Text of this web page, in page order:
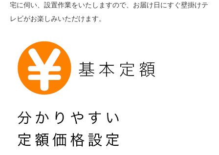
宅に伺い、設置作業をいたしますので、お届け日にすぐ壁掛けテ
レビがお楽しみいただけます。